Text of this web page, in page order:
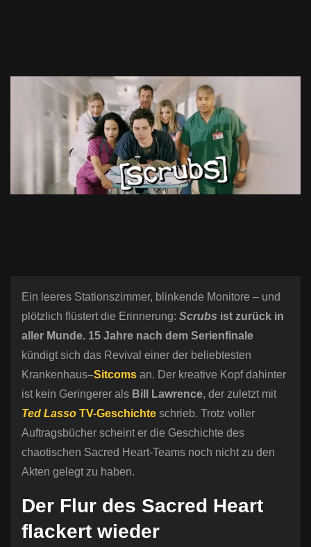
Ein leeres Stationszimmer, blinkende Monitore – und
plötzlich flüstert die Erinnerung: Scrubs ist zurück in
aller Munde. 15 Jahre nach dem Serienfinale
kündigt sich das Revival einer der beliebtesten
Krankenhaus–Sitcoms an. Der kreative Kopf dahinter
ist kein Geringerer als Bill Lawrence, der zuletzt mit
Ted Lasso TV-Geschichte schrieb. Trotz voller
Auftragsbücher scheint er die Geschichte des
chaotischen Sacred Heart-Teams noch nicht zu den
Akten gelegt zu haben.
Der Flur des Sacred Heart
flackert wieder